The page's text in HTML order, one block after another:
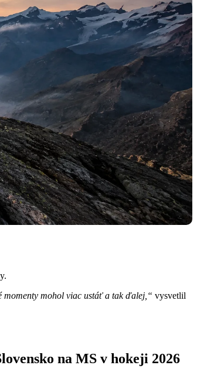
momenty mohol viac ustáť a tak ďalej,“ vysvetlil
na MS v hokeji 2026